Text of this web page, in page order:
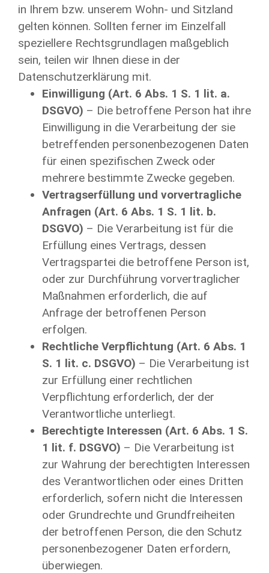
in Ihrem bzw. unserem Wohn- und Sitzland
gelten können. Sollten ferner im Einzelfall
speziellere Rechtsgrundlagen maßgeblich
sein, teilen wir Ihnen diese in der
Datenschutzerklärung mit.
Einwilligung (Art. 6 Abs. 1 S. 1 lit. a.
DSGVO) – Die betroffene Person hat ihre
Einwilligung in die Verarbeitung der sie
betreffenden personenbezogenen Daten
für einen spezifischen Zweck oder
mehrere bestimmte Zwecke gegeben.
Vertragserfüllung und vorvertragliche
Anfragen (Art. 6 Abs. 1 S. 1 lit. b.
DSGVO) – Die Verarbeitung ist für die
Erfüllung eines Vertrags, dessen
Vertragspartei die betroffene Person ist,
oder zur Durchführung vorvertraglicher
Maßnahmen erforderlich, die auf
Anfrage der betroffenen Person
erfolgen.
Rechtliche Verpflichtung (Art. 6 Abs. 1
S. 1 lit. c. DSGVO) – Die Verarbeitung ist
zur Erfüllung einer rechtlichen
Verpflichtung erforderlich, der der
Verantwortliche unterliegt.
Berechtigte Interessen (Art. 6 Abs. 1 S.
1 lit. f. DSGVO) – Die Verarbeitung ist
zur Wahrung der berechtigten Interessen
des Verantwortlichen oder eines Dritten
erforderlich, sofern nicht die Interessen
oder Grundrechte und Grundfreiheiten
der betroffenen Person, die den Schutz
personenbezogener Daten erfordern,
überwiegen.